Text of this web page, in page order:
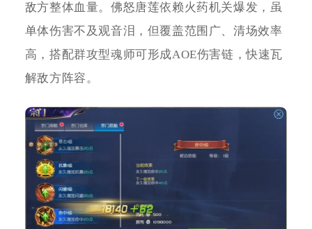
敌方整体血量。佛怒唐莲依赖火药机关爆发，虽
单体伤害不及观音泪，但覆盖范围广、清场效率
高，搭配群攻型魂师可形成AOE伤害链，快速瓦
解敌方阵容。